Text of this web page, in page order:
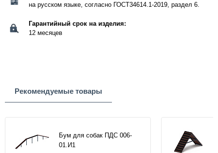
на русском языке, согласно ГОСТ34614.1-2019, раздел 6.
Гарантийный срок на изделия:
12 месяцев
Рекомендуемые товары
Бум для собак ПДС 006-
01.И1